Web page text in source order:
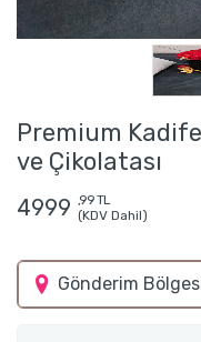
Premium
ve Çikolatası
4999 ,99 TL
(KDV Dahil)
Gönderim